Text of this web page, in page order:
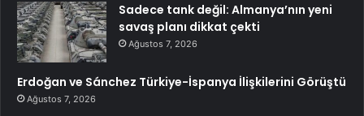
Sadece tank değil: Almanya’nın yeni
savaş planı dikkat çekti
Ağustos 7, 2026
Erdoğan ve Sánchez Türkiye-İspanya İlişkilerini Görüştü
Ağustos 7, 2026